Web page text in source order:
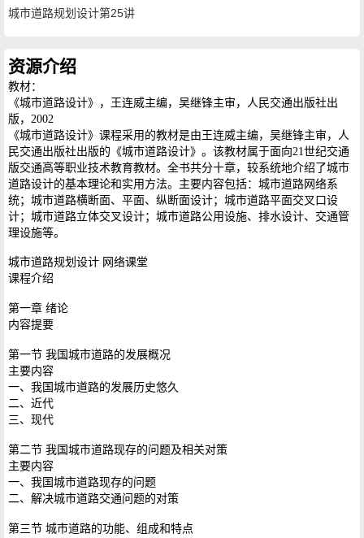
城市道路规划设计第25讲
资源介绍
教材：
《城市道路设计》，王连威主编，吴继锋主审，人民交通出版社出
版，2002
《城市道路设计》课程采用的教材是由王连威主编，吴继锋主审，人
民交通出版社出版的《城市道路设计》。该教材属于面向21世纪交通
版交通高等职业技术教育教材。全书共分十章，较系统地介绍了城市
道路设计的基本理论和实用方法。主要内容包括：城市道路网络系
统；城市道路横断面、平面、纵断面设计；城市道路平面交叉口设
计；城市道路立体交叉设计；城市道路公用设施、排水设计、交通管
理设施等。
城市道路规划设计 网络课堂
课程介绍
第一章 绪论
内容提要
第一节 我国城市道路的发展概况
主要内容
一、我国城市道路的发展历史悠久
二、近代
三、现代
第二节 我国城市道路现存的问题及相关对策
主要内容
一、我国城市道路现存的问题
二、解决城市道路交通问题的对策
第三节 城市道路的功能、组成和特点